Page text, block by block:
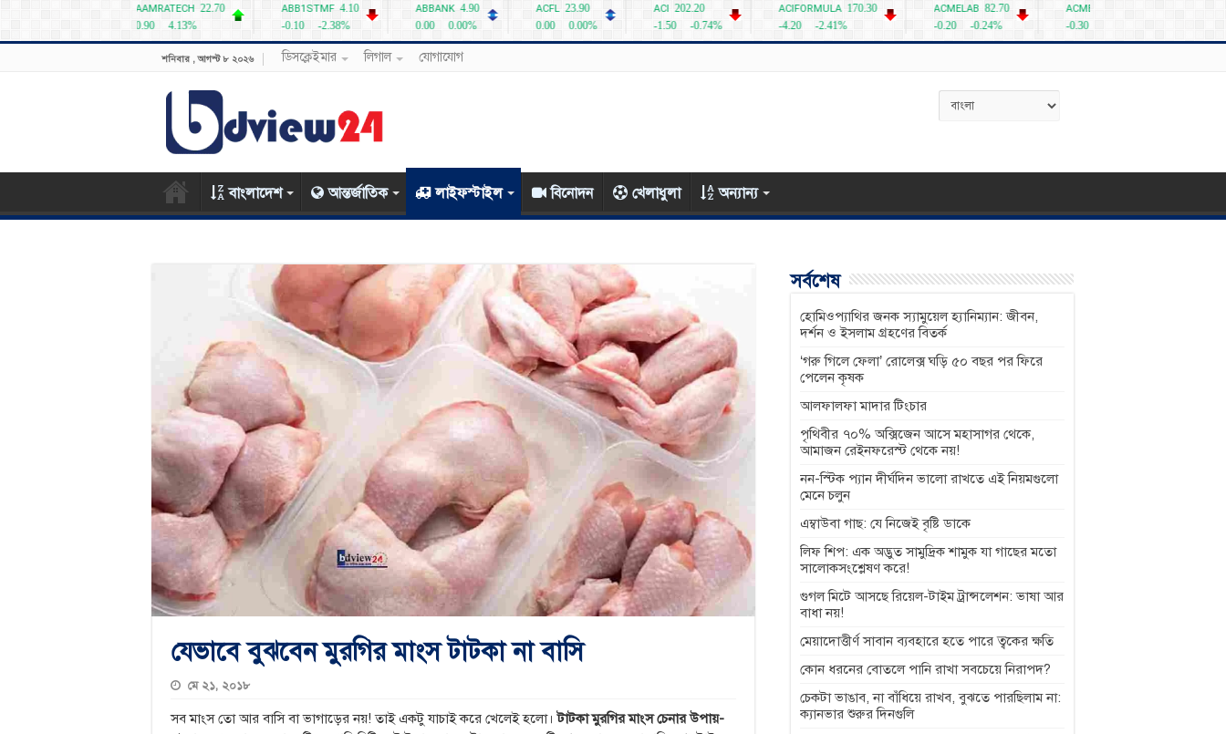
শনিবার , আগস্ট ৮ ২০২৬ ডিসক্লেইমার লিগাল যোগাযোগ
বাংলাদেশ আন্তর্জাতিক লাইফস্টাইল বিনোদন খেলাধুলা অন্যান্য
যেভাবে বুঝবেন মুরগির মাংস টাটকা না বাসি
মে ২১, ২০১৮
সব মাংস তো আর বাসি বা ভাগাড়ের নয়! তাই একটু যাচাই করে খেলেই হলো।টাটকা মুরগির মাংস চেনার উপায়-
সর্বশেষ
হোমিওপ্যাথির জনক স্যামুয়েল হ্যানিম্যান: জীবন,
দর্শন ও ইসলাম গ্রহণের বিতর্ক
‘গরু গিলে ফেলা’ রোলেক্স ঘড়ি ৫০ বছর পর ফিরে
পেলেন কৃষক
আলফালফা মাদার টিংচার
পৃথিবীর ৭০% অক্সিজেন আসে মহাসাগর থেকে,
আমাজন রেইনফরেস্ট থেকে নয়!
নন-স্টিক প্যান দীর্ঘদিন ভালো রাখতে এই নিয়মগুলো
মেনে চলুন
এম্বাউবা গাছ: যে নিজেই বৃষ্টি ডাকে
লিফ শিপ: এক অদ্ভুত সামুদ্রিক শামুক যা গাছের মতো
সালোকসংশ্লেষণ করে!
গুগল মিটে আসছে রিয়েল-টাইম ট্রান্সলেশন: ভাষা আর
বাধা নয়!
মেয়াদোত্তীর্ণ সাবান ব্যবহারে হতে পারে ত্বকের ক্ষতি
কোন ধরনের বোতলে পানি রাখা সবচেয়ে নিরাপদ?
চেকটা ভাঙাব, না বাঁধিয়ে রাখব, বুঝতে পারছিলাম না:
ক্যানভার শুরুর দিনগুলি